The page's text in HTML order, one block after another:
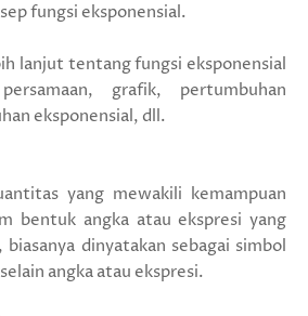
fungsi eksponensial.
lanjut tentang fungsi eksponensial
grafik, pertumbuhan
eksponensial, dll.
yang mewakili kemampuan
bentuk angka atau ekspresi yang
biasanya dinyatakan sebagai simbol
angka atau ekspresi.